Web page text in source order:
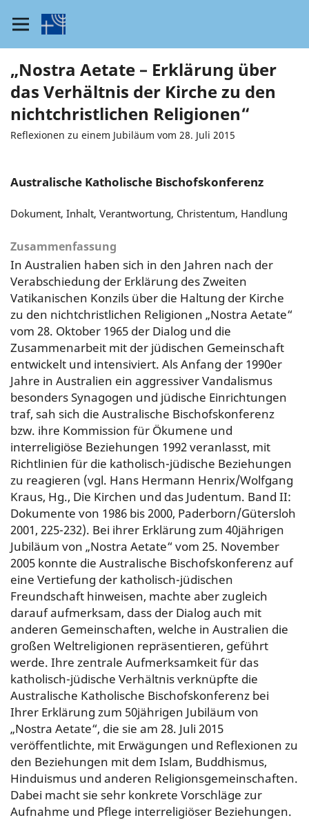
„Nostra Aetate – Erklärung über
das Verhältnis der Kirche zu den
nichtchristlichen Religionen“
Reflexionen zu einem Jubiläum vom 28. Juli 2015
Australische Katholische Bischofskonferenz
Dokument, Inhalt, Verantwortung, Christentum, Handlung
Zusammenfassung
In Australien haben sich in den Jahren nach der
Verabschiedung der Erklärung des Zweiten
Vatikanischen Konzils über die Haltung der Kirche
zu den nichtchristlichen Religionen „Nostra Aetate“
vom 28. Oktober 1965 der Dialog und die
Zusammenarbeit mit der jüdischen Gemeinschaft
entwickelt und intensiviert. Als Anfang der 1990er
Jahre in Australien ein aggressiver Vandalismus
besonders Synagogen und jüdische Einrichtungen
traf, sah sich die Australische Bischofskonferenz
bzw. ihre Kommission für Ökumene und
interreligiöse Beziehungen 1992 veranlasst, mit
Richtlinien für die katholisch-jüdische Beziehungen
zu reagieren (vgl. Hans Hermann Henrix/Wolfgang
Kraus, Hg., Die Kirchen und das Judentum. Band II:
Dokumente von 1986 bis 2000, Paderborn/Gütersloh
2001, 225-232). Bei ihrer Erklärung zum 40jährigen
Jubiläum von „Nostra Aetate“ vom 25. November
2005 konnte die Australische Bischofskonferenz auf
eine Vertiefung der katholisch-jüdischen
Freundschaft hinweisen, machte aber zugleich
darauf aufmerksam, dass der Dialog auch mit
anderen Gemeinschaften, welche in Australien die
großen Weltreligionen repräsentieren, geführt
werde. Ihre zentrale Aufmerksamkeit für das
katholisch-jüdische Verhältnis verknüpfte die
Australische Katholische Bischofskonferenz bei
Ihrer Erklärung zum 50jährigen Jubiläum von
„Nostra Aetate“, die sie am 28. Juli 2015
veröffentlichte, mit Erwägungen und Reflexionen zu
den Beziehungen mit dem Islam, Buddhismus,
Hinduismus und anderen Religionsgemeinschaften.
Dabei macht sie sehr konkrete Vorschläge zur
Aufnahme und Pflege interreligiöser Beziehungen.